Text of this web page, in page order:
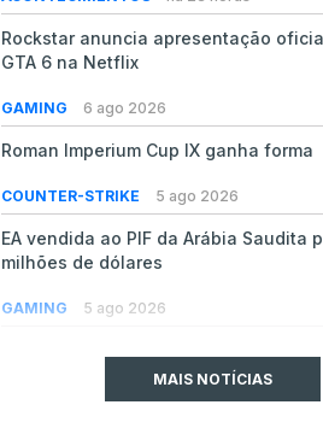
Rockstar anuncia apresentação
GTA 6 na Netflix
GAMING 6 ago 2026
Roman Imperium Cup IX ganha forma
COUNTER-STRIKE 5 ago 2026
EA vendida ao PIF da Arábia Saudita
milhões de dólares
GAMING 5 ago 2026
MAIS NOTÍCIAS